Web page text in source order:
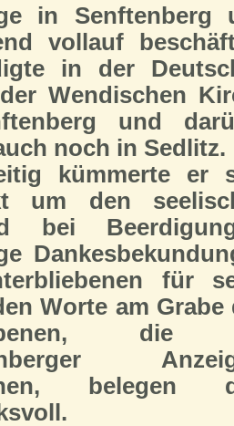
in Senftenberg
vollauf
in der
Wendischen
und
noch in Sedlitz.
kümmerte er
um den
bei
für
Worte am Grabe
die
belegen